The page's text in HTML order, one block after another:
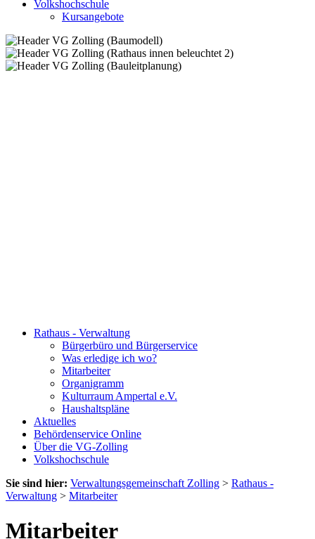
Volkshochschule
Kursangebote
Rathaus - Verwaltung
Bürgerbüro und Bürgerservice
Was erledige ich wo?
Mitarbeiter
Organigramm
Kulturraum Ampertal e.V.
Haushaltspläne
Aktuelles
Behördenservice Online
Über die VG-Zolling
Volkshochschule
Sie sind hier: Verwaltungsgemeinschaft Zolling > Rathaus -
Verwaltung > Mitarbeiter
Mitarbeiter